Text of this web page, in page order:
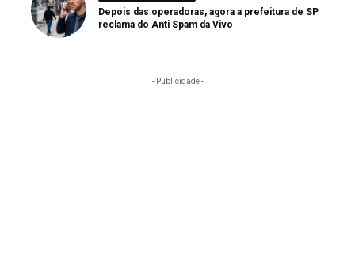
Depois das operadoras, agora a prefeitura de SP
reclama do Anti Spam da Vivo
- Publicidade -